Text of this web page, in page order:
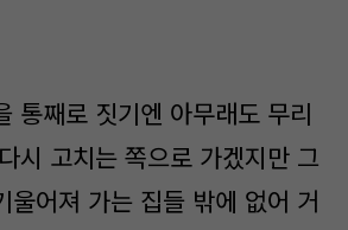
통째로 짓기엔 아무래도 무리
시 고치는 쪽으로 가겠지만 그
울어져 가는 집들 밖에 없어 거